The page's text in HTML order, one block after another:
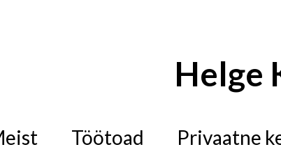
Helge
Töötoad Privaatne